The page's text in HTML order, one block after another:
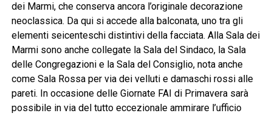
dei Marmi, che conserva ancora l’originale decorazione
neoclassica. Da qui si accede alla balconata, uno tra gli
elementi seicenteschi distintivi della facciata. Alla Sala dei
Marmi sono anche collegate la Sala del Sindaco, la Sala
delle Congregazioni e la Sala del Consiglio, nota anche
come Sala Rossa per via dei velluti e damaschi rossi alle
pareti. In occasione delle Giornate FAI di Primavera sarà
possibile in via del tutto eccezionale ammirare l’ufficio